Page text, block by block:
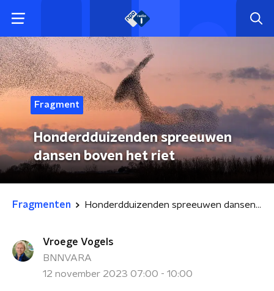
Fragment
Honderdduizenden spreeuwen
dansen boven het riet
Fragmenten Honderdduizenden spreeuwen dansen boven het riet
Vroege Vogels
BNNVARA
12 november 2023 07:00 - 10:00